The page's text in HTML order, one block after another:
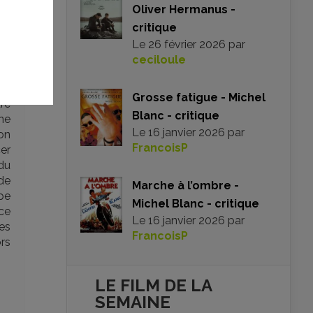
Oliver Hermanus -
critique
Le 26 février 2026 par
ceciloule
Grosse fatigue - Michel
Blanc - critique
Le 16 janvier 2026 par
FrancoisP
Marche à l’ombre -
Michel Blanc - critique
Le 16 janvier 2026 par
FrancoisP
LE FILM DE LA
SEMAINE